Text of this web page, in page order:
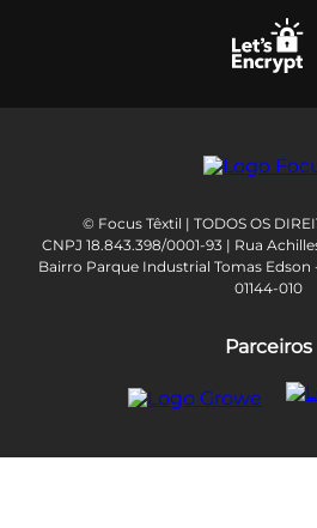
© Focus Têxtil | TODOS OS
CNPJ 18.843.398/0001-93 | Rua
Bairro Parque Industrial Tomas Edson
01144-010
Parceiros